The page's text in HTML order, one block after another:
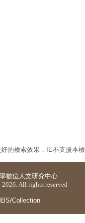
的檢索效果，IE不支援本檢
數位人文研究中心
All rights reserved
Collection